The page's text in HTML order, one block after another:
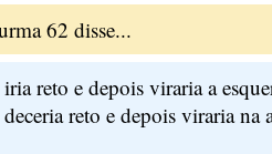
62 disse...
reto e depois viraria a
reto e depois viraria na